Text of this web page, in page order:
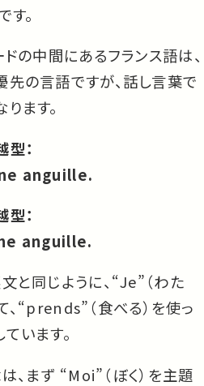
す。
の中間にあるフランス語は、
の言語ですが、話し言葉で
ます。
：
anguille.
：
anguille.
と同じように、“Je”（わた
、“prends”（食べる）を使っ
います。
、まず “Moi”（ぼく）を主題